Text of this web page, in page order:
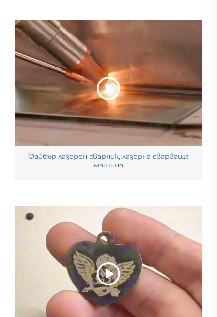
Файбър лазерен сварник, лазерна сварваща
машина